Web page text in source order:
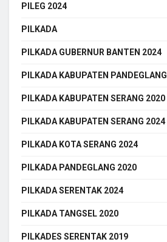
PILEG 2024
PILKADA
PILKADA GUBERNUR BANTEN 2024
PILKADA KABUPATEN PANDEGLANG
PILKADA KABUPATEN SERANG 2020
PILKADA KABUPATEN SERANG 2024
PILKADA KOTA SERANG 2024
PILKADA PANDEGLANG 2020
PILKADA SERENTAK 2024
PILKADA TANGSEL 2020
PILKADES SERENTAK 2019